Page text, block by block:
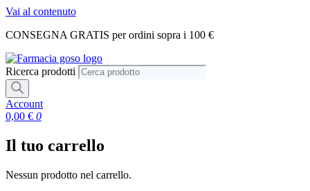
Vai al contenuto
CONSEGNA GRATIS per ordini sopra i 100 €
Ricerca prodotti
Account
0,00 € 0
Il tuo carrello
Nessun prodotto nel carrello.